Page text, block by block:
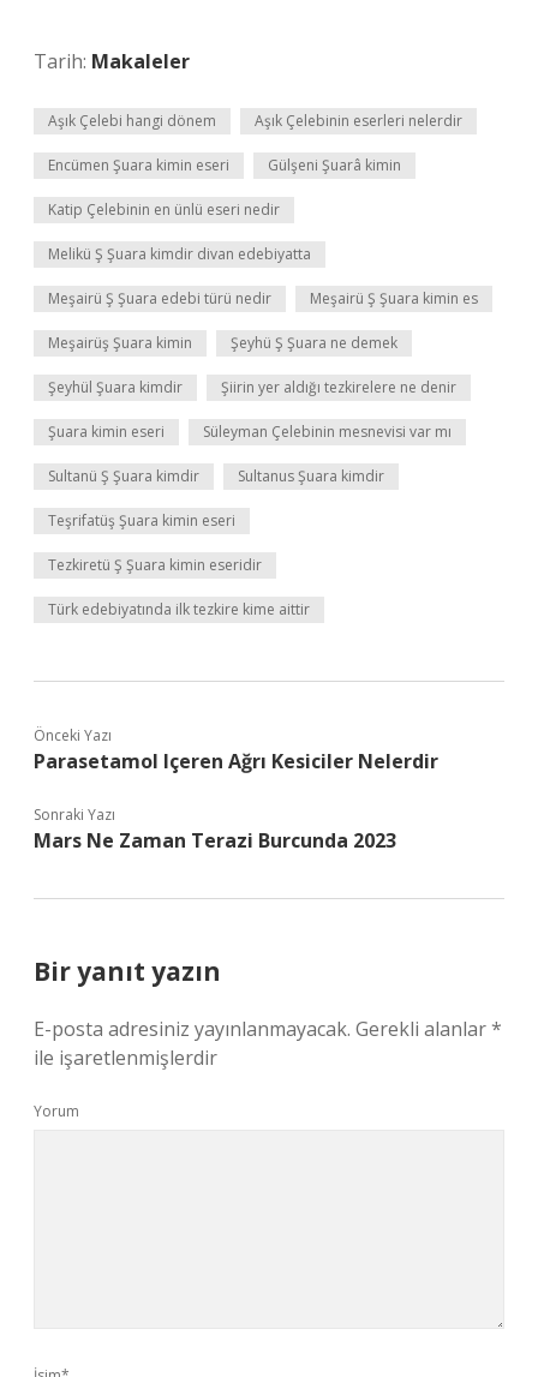
Tarih: Makaleler
Aşık Çelebi hangi dönem Aşık Çelebinin eserleri nelerdir
Encümen Şuara kimin eseri Gülşeni Şuarâ kimin
Katip Çelebinin en ünlü eseri nedir
Melikü Ş Şuara kimdir divan edebiyatta
Meşairü Ş Şuara edebi türü nedir Meşairü Ş Şuara kimin es
Meşairüş Şuara kimin Şeyhü Ş Şuara ne demek
Şeyhül Şuara kimdir Şiirin yer aldığı tezkirelere ne denir
Şuara kimin eseri Süleyman Çelebinin mesnevisi var mı
Sultanü Ş Şuara kimdir Sultanus Şuara kimdir
Teşrifatüş Şuara kimin eseri
Tezkiretü Ş Şuara kimin eseridir
Türk edebiyatında ilk tezkire kime aittir
Önceki Yazı
Parasetamol Içeren Ağrı Kesiciler Nelerdir
Sonraki Yazı
Mars Ne Zaman Terazi Burcunda 2023
Bir yanıt yazın
E-posta adresiniz yayınlanmayacak. Gerekli alanlar*
ile işaretlenmişlerdir
Yorum